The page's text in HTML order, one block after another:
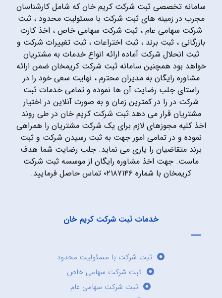
سامانه تخصصی ثبت شرکت کریم خان که شامل کارشناسان
مجرب در زمینه های ثبت شرکت با مسئولیت محدود ، ثبت
شرکت سهامی عام ، ثبت شرکت سهامی خاص ، اخذ کارت
بازرگانی ، ثبت برند ، ثبت اختراعات ، ثبت تغییرات شرکت و
ثبت انحلال شرکت آماده ارائه انواع خدمات به مشتریان
خواهد بود همچنین سامانه ثبت شرکت کریمخان ضمن ارائه
مشاوره رایگان به مدیران محترم ، نهایت سعی خود را در
راستای جلب رضایت آن ها نموده و تمامی خدمات ثبت
شرکت در را در کمترین زمان و به صورت آنلاین در اختیار
مشتریان قرار می دهد.ثبت شرکت کریم خان در طی روند
اخذ کلیه مجوزهای لازم برای یک شرکت مشتریان را همراهی
نموده و در تمامی امور جهت به ثبت رسیدن شرکت و ثبت
برند متقاضیان را یاری می نماید. جلب رضایت شما هدف
ماست. جهت اخذ مشاوره رایگان از موسسه ثبت شرکت
کریمخان با شماره ۰۲۱۸۷۱۴۶ تماس حاصل فرمایید.
خدمات ثبت شرکت کریم خان
ثبت شرکت با مسئولیت محدود
ثبت شرکت سهامی خاص
ثبت شرکت سهامی عام